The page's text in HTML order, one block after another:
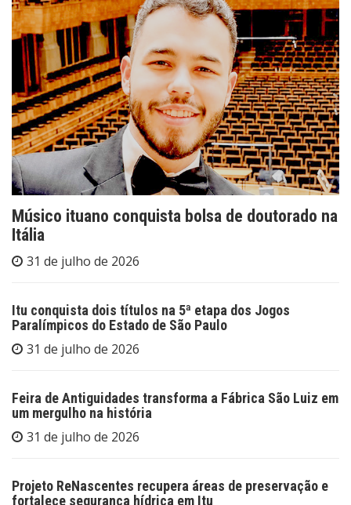
Músico ituano conquista bolsa de doutorado na
Itália
31 de julho de 2026
Itu conquista dois títulos na 5ª etapa dos Jogos
Paralímpicos do Estado de São Paulo
31 de julho de 2026
Feira de Antiguidades transforma a Fábrica São Luiz em
um mergulho na história
31 de julho de 2026
Projeto ReNascentes recupera áreas de preservação e
fortalece segurança hídrica em Itu